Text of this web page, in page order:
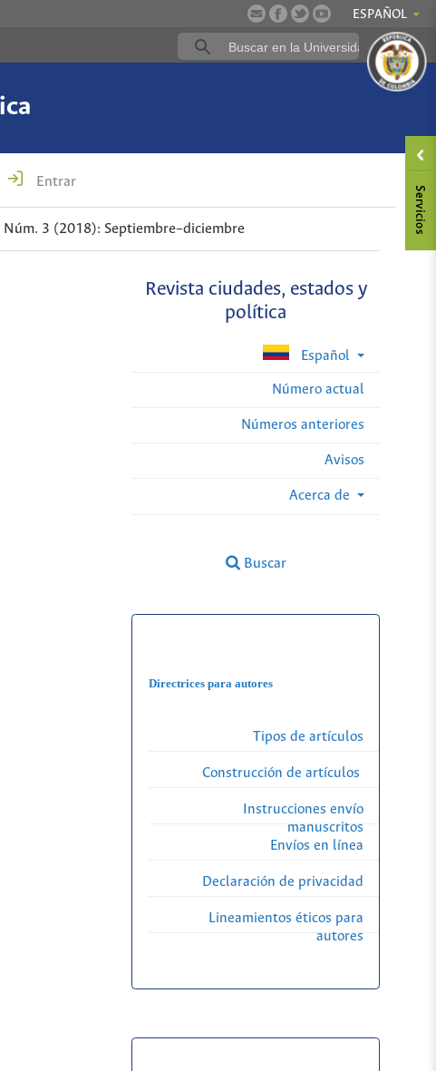
ESPAÑOL
Entrar
Núm. 3 (2018): Septiembre–diciembre
Revista ciudades, estados y
política
Español
Número actual
Números anteriores
Avisos
Acerca de
Buscar
Directrices para autores
Tipos de artículos
Construcción de artículos
Instrucciones envío
manuscritos
Envíos en línea
Declaración de privacidad
Lineamientos éticos para
autores